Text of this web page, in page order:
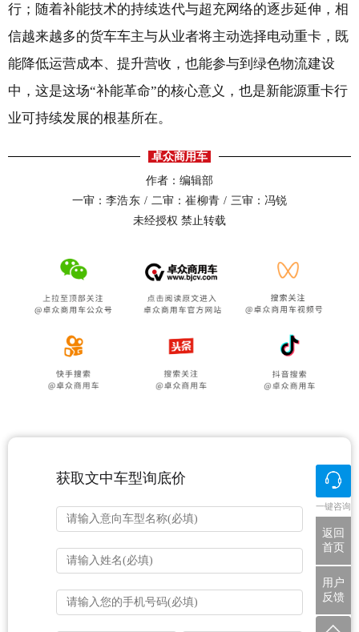
行；随着补能技术的持续迭代与超充网络的逐步延伸，相
信越来越多的货车车主与从业者将主动选择电动重卡，既
能降低运营成本、提升营收，也能参与到绿色物流建设
中，这是这场“补能革命”的核心意义，也是新能源重卡行
业可持续发展的根基所在。
卓众商用车
作者：编辑部
一审： 李浩东 / 二审： 崔柳青 / 三审：冯锐
未经授权 禁止转载
获取文中车型询底价
一键咨询
返回
首页
用户
反馈